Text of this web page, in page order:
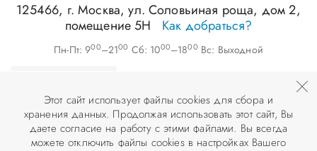
125466, г.Москва,ул. Соловьиная роща, дом 2,
помещение 5Н
Как добраться?
Пн-Пт: 900–2100 Сб: 1000–1800 Вс: Выходной
©ООО «АПЕКС-Д», 2026
© Разработка и дизайн сайта «Инфодизайн» , 2007–2026
Этот сайт использует файлы cookies для сбора и
хранения данных. Продолжая использовать этот сайт, Вы
даете согласие на работу с этими файлами. Вы всегда
можете отключить файлы cookies в настройках Вашего